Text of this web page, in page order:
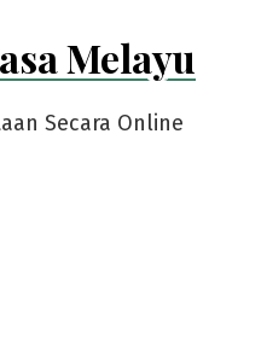
Melayu
Secara Online